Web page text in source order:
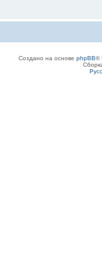
Создано на основе phpBB®